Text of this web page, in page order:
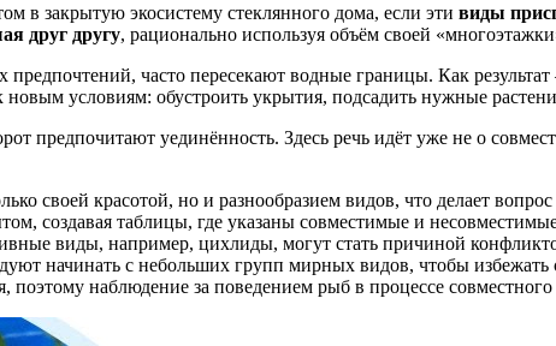
в закрытую экосистему стеклянного дома, если эти виды
друг другу, рационально используя объём своей
часто пересекают водные границы. Как результат
условиям: обустроить укрытия, подсадить нужные
предпочитают уединённость. Здесь речь идёт уже не о
своей красотой, но и разнообразием видов, что делает
создавая таблицы, где указаны совместимые и
виды, например, цихлиды, могут стать причиной
начинать с небольших групп мирных видов, чтобы избежать
наблюдение за поведением рыб в процессе